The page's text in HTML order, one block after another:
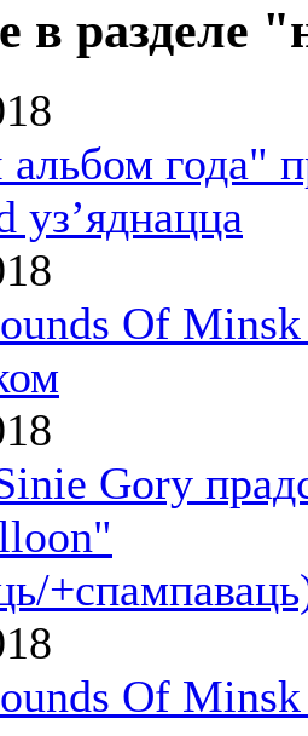
в разделе
года"
уз’яднацца
Of
Gory
Of